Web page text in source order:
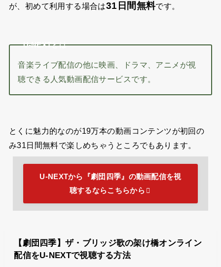
が、初めて利用する場合は31日間無料です。
U-NEXTとは
音楽ライブ配信の他に映画、ドラマ、アニメが視
聴できる人気動画配信サービスです。
とくに魅力的なのが19万本の動画コンテンツが初回の
み31日間無料で楽しめちゃうところでもあります。
U-NEXTから『劇団四季』の動画配信を視
聴するならこちらから
【劇団四季】ザ・ブリッジ歌の架け橋オンライン
配信をU-NEXTで視聴する方法